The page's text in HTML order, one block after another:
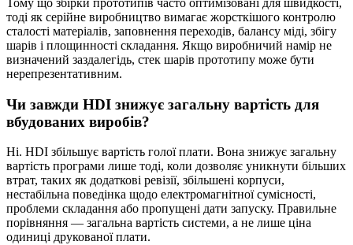
Тому що збірки прототипів часто оптимізовані для швидкості,
тоді як серійне виробництво вимагає жорсткішого контролю
сталості матеріалів, заповнення переходів, балансу міді, збігу
шарів і площинності складання. Якщо виробничий намір не
визначений заздалегідь, стек шарів прототипу може бути
нерепрезентативним.
Чи завжди HDI знижує загальну вартість для
вбудованих виробів?
Ні. HDI збільшує вартість голої плати. Вона знижує загальну
вартість програми лише тоді, коли дозволяє уникнути більших
втрат, таких як додаткові ревізії, збільшені корпуси,
нестабільна поведінка щодо електромагнітної сумісності,
проблеми складання або пропущені дати запуску. Правильне
порівняння — загальна вартість системи, а не лише ціна
одиниці друкованої плати.